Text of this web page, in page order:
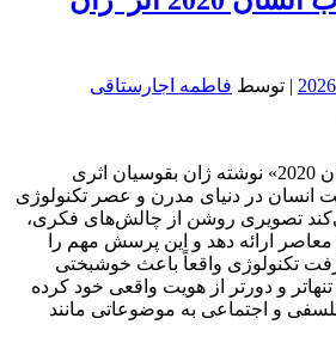
| توسط فاطمه اجارستاقی
معرفی کتاب کتاب «انسان 2020» نوشته ژان بقوسیان اثری
انسان در دنیای مدرن و عصر تکنولوژی
تصویری روشن از چالش‌های فکری،
ارائه دهد و این پرسش مهم را
تکنولوژی واقعاً باعث خوشبختی
و دورتر از هویت واقعی خود کرده
و اجتماعی به موضوعاتی مانند